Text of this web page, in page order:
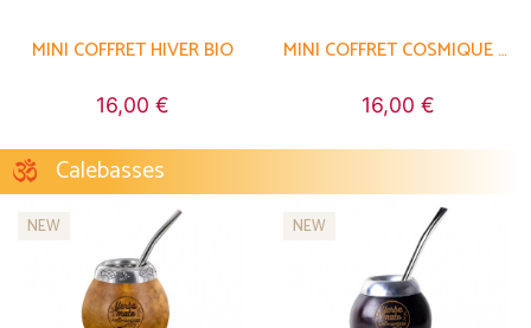
MINI COFFRET HIVER BIO
16,00 €
MINI COFFRET COSMIQUE BIO
16,00 €
Calebasses
NEW NEW